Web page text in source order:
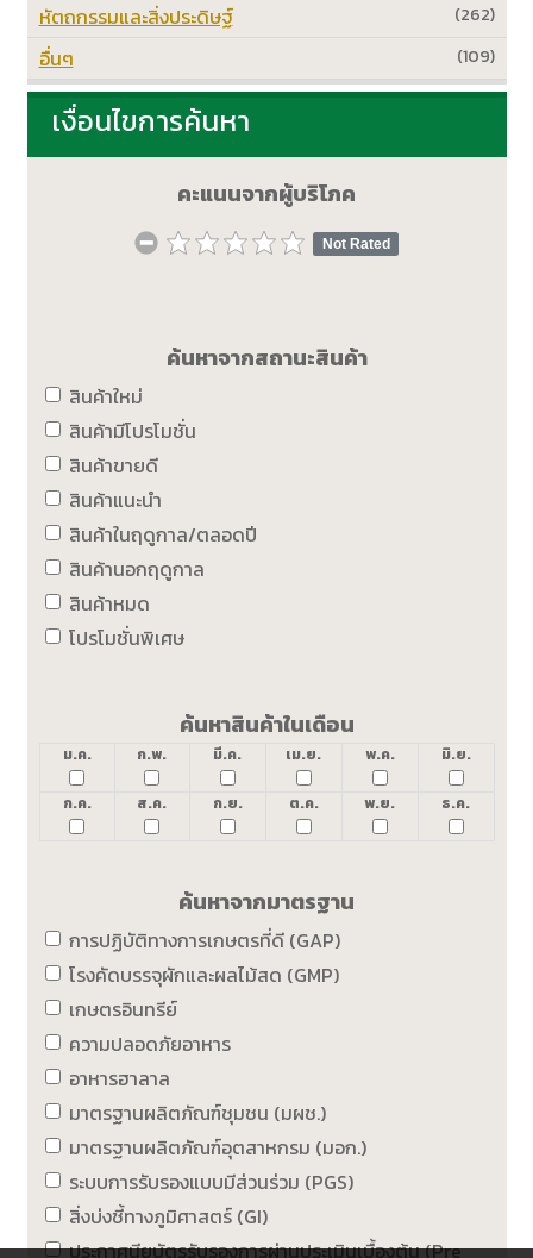
(262)
หัตถกรรมและสิ่งประดิษฐ์
(109)
อื่นๆ
เงื่อนไขการค้นหา
คะแนนจากผู้บริโภค
Not Rated
ค้นหาจากสถานะสินค้า
สินค้าใหม่
สินค้ามีโปรโมชั่น
สินค้าขายดี
สินค้าแนะนำ
สินค้าในฤดูกาล/ตลอดปี
สินค้านอกฤดูกาล
สินค้าหมด
โปรโมชั่นพิเศษ
ค้นหาสินค้าในเดือน
ม.ค. ก.พ. มี.ค. เม.ย. พ.ค. มิ.ย.
ก.ค. ส.ค. ก.ย. ต.ค. พ.ย. ธ.ค.
ค้นหาจากมาตรฐาน
การปฏิบัติทางการเกษตรที่ดี (GAP)
โรงคัดบรรจุผักและผลไม้สด (GMP)
เกษตรอินทรีย์
ความปลอดภัยอาหาร
อาหารฮาลาล
มาตรฐานผลิตภัณฑ์ชุมชน (มผช.)
มาตรฐานผลิตภัณฑ์อุตสาหกรม (มอก.)
ระบบการรับรองแบบมีส่วนร่วม (PGS)
สิ่งบ่งชี้ทางภูมิศาสตร์ (GI)
ประกาศนียบัตรรับรองการผ่านประเมินเบื้องต้น (Pre